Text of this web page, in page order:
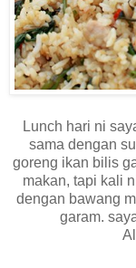
Lunch hari ni
sama dengan
goreng ikan bilis
makan, tapi kali
dengan bawang
garam.